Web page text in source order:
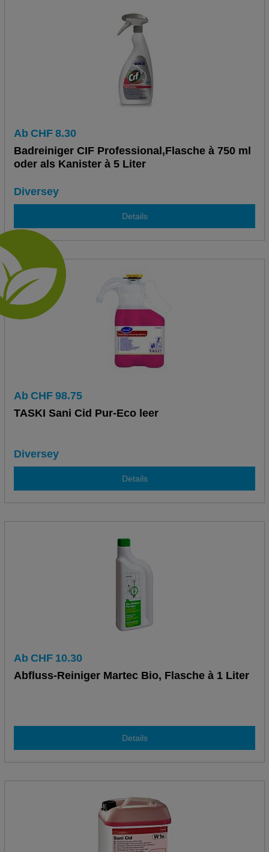
Ab CHF 8.30
Badreiniger CIF Professional,Flasche à 750 ml
oder als Kanister à 5 Liter
Diversey
Details
Ab CHF 98.75
TASKI Sani Cid Pur-Eco leer
Diversey
Details
Ab CHF 10.30
Abfluss-Reiniger Martec Bio, Flasche à 1 Liter
Details